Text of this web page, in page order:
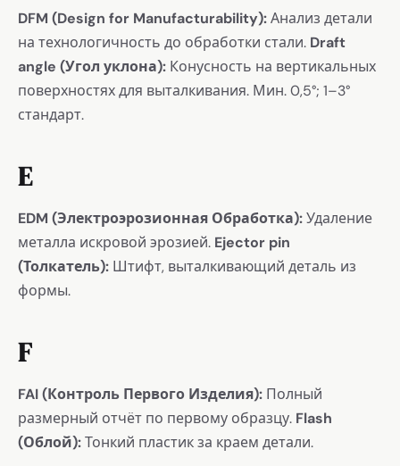
DFM (Design for Manufacturability):Анализ детали
на технологичность до обработки стали. Draft
angle (Угол уклона): Конусность на вертикальных
поверхностях для выталкивания. Мин. 0,5°; 1–3°
стандарт.
E
EDM (Электроэрозионная Обработка):Удаление
металла искровой эрозией. Ejector pin
(Толкатель): Штифт, выталкивающий деталь из
формы.
F
FAI (Контроль Первого Изделия): Полный
размерный отчёт по первому образцу. Flash
(Облой):Тонкий пластик за краем детали.